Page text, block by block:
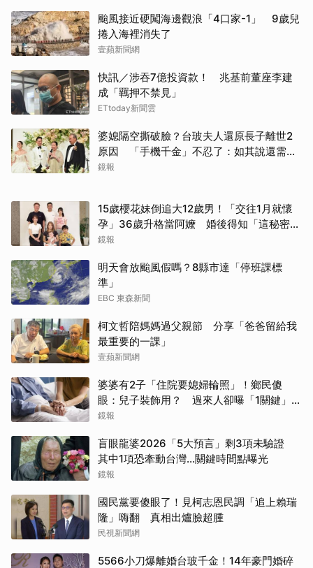
颱風接近硬闖海邊觀浪「4口家-1」 9歲兒
捲入海裡消失了
壹蘋新聞網
快訊／涉吞7億投資款！ 兆基前董座李建
成「羈押不禁見」
ETtoday新聞雲
婆媳隔空撕破臉？台玻夫人還原長子離世2
原因 「手機千金」不忍了：如其說還需要
離開嗎？
鏡報
15歲櫻花妹倒追大12歲男！「交往1月就懷
孕」36歲升格當阿嬤 婚後得知「這秘密」
傻眼了
鏡報
明天會放颱風假嗎？8縣市達「停班課標
準」
EBC 東森新聞
柯文哲陪媽媽過父親節 分享「爸爸留給我
最重要的一課」
壹蘋新聞網
婆婆有2子「住院要媳婦輪照」！鄉民傻
眼：兒子裝飾用？ 過來人卻曝「1關鍵」才
做決定
鏡報
盲眼龍婆2026「5大預言」剩3項未驗證
其中1項恐牽動台灣...關鍵時間點曝光
鏡報
國民黨要傻眼了！見柯志恩民調「追上賴瑞
隆」嗨翻 真相出爐臉超腫
民視新聞網
5566小刀爆離婚台玻千金！14年豪門婚碎